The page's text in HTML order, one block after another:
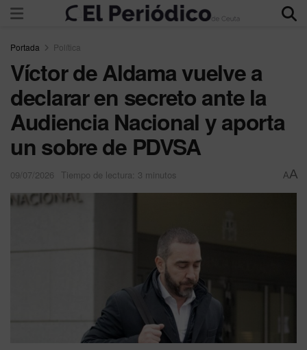
Portada Política
Víctor de Aldama vuelve a
declarar en secreto ante la
Audiencia Nacional y aporta
un sobre de PDVSA
09/07/2026 Tiempo de lectura: 3 minutos AA